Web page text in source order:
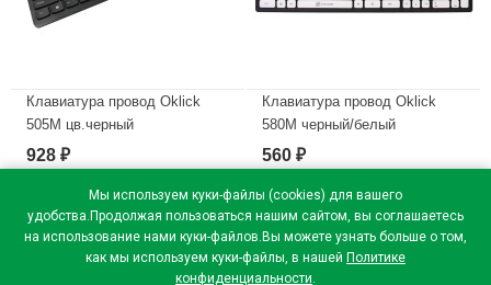
Мы используем куки-файлы (cookies) для вашего
удобства.Продолжая пользоваться нашим сайтом, вы соглашаетесь
на использование нами куки-файлов.Вы можете узнать больше о том,
как мы используем куки-файлы, в нашей Политике
конфиденциальности.
Клавиатура провод Oklick
505M цв.черный
В наличии
928 ₽
Клавиатура провод Oklick
580M черный/белый
В наличии
560 ₽